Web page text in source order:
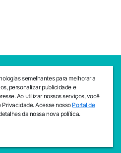
CEJAM
São Paulo, 01503-001
- 1818
CEJAM
São Paulo, 01503-001
semelhantes para melhorar a
personalizar publicidade e
Ao utilizar nossos serviços, você
Acesse nosso Portal de
da nossa nova política.